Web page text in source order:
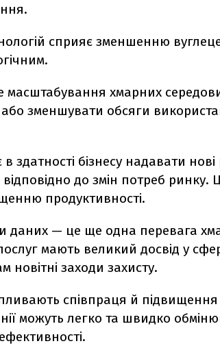
сприяє зменшенню
хмарних
зменшувати обсяги
здатності бізнесу надавати нові
до змін потреб ринку.
продуктивності.
даних — це ще одна перевага
мають великий досвід у
новітні заходи захисту.
співпраця й підвищення
можуть легко та швидко